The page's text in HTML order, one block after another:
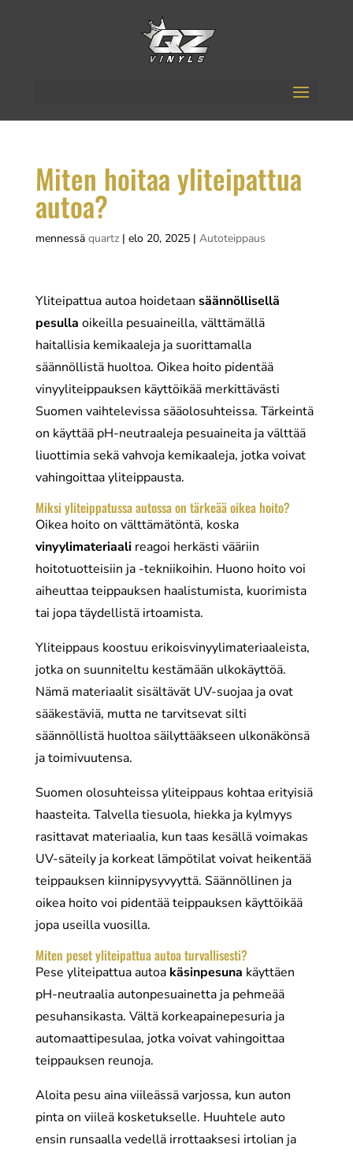
Miten hoitaa yliteipattua
autoa?
mennessä quartz| elo 20, 2025| Autoteippaus
Yliteipattua autoa hoidetaan säännöllisellä
pesulla oikeilla pesuaineilla, välttämällä
haitallisia kemikaaleja ja suorittamalla
säännöllistä huoltoa. Oikea hoito pidentää
vinyyliteippauksen käyttöikää merkittävästi
Suomen vaihtelevissa sääolosuhteissa. Tärkeintä
on käyttää pH-neutraaleja pesuaineita ja välttää
liuottimia sekä vahvoja kemikaaleja, jotka voivat
vahingoittaa yliteippausta.
Miksi yliteippatussa autossa on tärkeää oikea hoito?
Oikea hoito on välttämätöntä, koska
vinyylimateriaalireagoi herkästi vääriin
hoitotuotteisiin ja -tekniikoihin. Huono hoito voi
aiheuttaa teippauksen haalistumista, kuorimista
tai jopa täydellistä irtoamista.
Yliteippaus koostuu erikoisvinyylimateriaaleista,
jotka on suunniteltu kestämään ulkokäyttöä.
Nämä materiaalit sisältävät UV-suojaa ja ovat
sääkestäviä, mutta ne tarvitsevat silti
säännöllistä huoltoa säilyttääkseen ulkonäkönsä
ja toimivuutensa.
Suomen olosuhteissa yliteippaus kohtaa erityisiä
haasteita. Talvella tiesuola, hiekka ja kylmyys
rasittavat materiaalia, kun taas kesällä voimakas
UV-säteily ja korkeat lämpötilat voivat heikentää
teippauksen kiinnipysyvyyttä. Säännöllinen ja
oikea hoito voi pidentää teippauksen käyttöikää
jopa useilla vuosilla.
Miten peset yliteipattua autoa turvallisesti?
Pese yliteipattua autoa käsinpesuna käyttäen
pH-neutraalia autonpesuainetta ja pehmeää
pesuhansikasta. Vältä korkeapainepesuria ja
automaattipesulaa, jotka voivat vahingoittaa
teippauksen reunoja.
Aloita pesu aina viileässä varjossa, kun auton
pinta on viileä kosketukselle. Huuhtele auto
ensin runsaalla vedellä irrottaaksesi irtolian ja